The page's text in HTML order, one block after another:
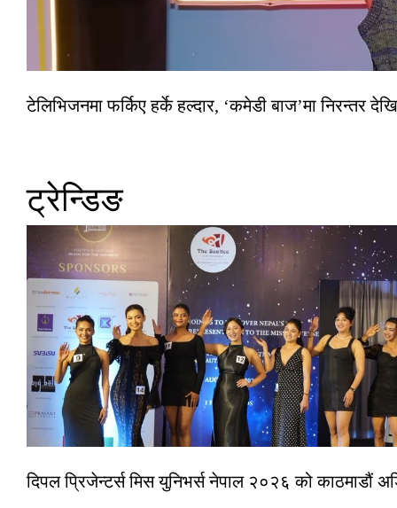
टेलिभिजनमा फर्किए हर्के हल्दार, ‘कमेडी बाज’मा निरन्तर
ट्रेन्डिङ
दिपल प्रिजेन्टर्स मिस युनिभर्स नेपाल २०२६ को काठमाडौं